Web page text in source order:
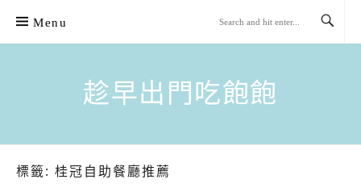
content
Menu
趁早出門吃飽飽
標籤: 桂冠自助餐廳推薦